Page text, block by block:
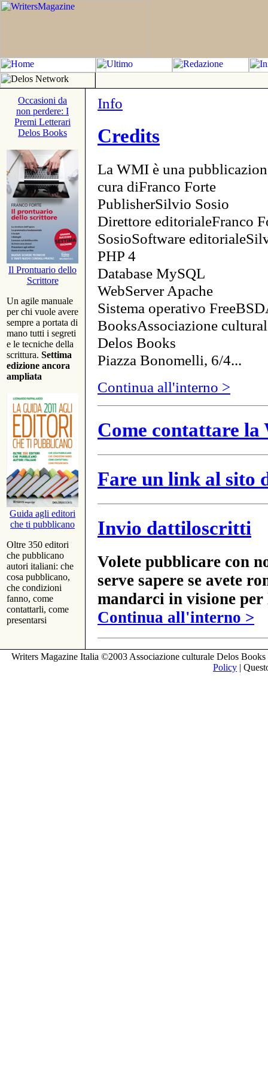
Occasioni da
non perdere: I
Premi Letterari
Delos Books
Il Prontuario dello
Scrittore
Un agile manuale
per chi vuole avere
sempre a portata di
mano tutti i segreti
e le tecniche della
scrittura. Settima
edizione ancora
ampliata
Guida agli editori
che ti pubblicano
Oltre 350 editori
che pubblicano
autori italiani: che
cosa pubblicano,
che condizioni
fanno, come
contattarli, come
presentarsi
Info
Credits
La WMI è una
cura diFranco Forte
PublisherSilvio Sosio
Direttore editorialeFranco
SosioSoftware
PHP 4
Database MySQL
WebServer Apache
Sistema operativo
BooksAssociazione
Delos Books
Piazza Bonomelli, 6/4...
Continua all'interno >
Come contattare
Fare un link al sito
Invio dattiloscritti
Volete pubblicare con
serve sapere se avete
mandarci in visione
Continua all'interno >
Writers Magazine Italia ©2003 Associazione culturale Delos
Policy |